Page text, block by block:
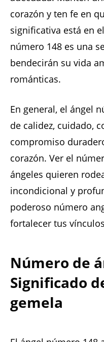
corazón y ten fe en
significativa está en
número 148 es una
bendecirán su vida
románticas.
En general, el ángel
de calidez, cuidado,
compromiso
corazón. Ver el
ángeles quieren
incondicional y
poderoso número
fortalecer tus
Número de
Significado
gemela